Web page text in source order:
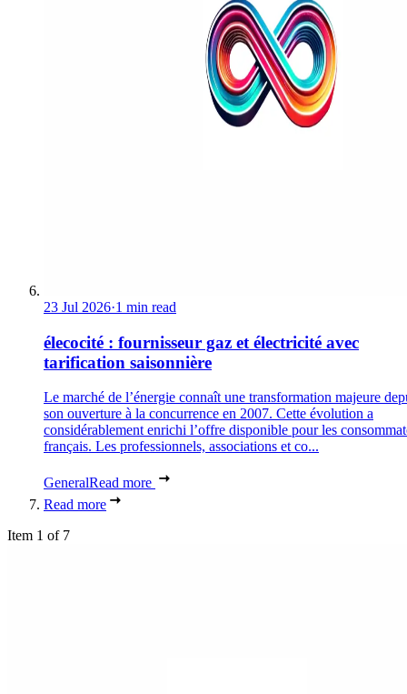
23 Jul 2026·1 min read
élecocité : fournisseur gaz et électricité avec
tarification saisonnière
Le marché de l’énergie connaît une transformation majeure
son ouverture à la concurrence en 2007. Cette évolution a
considérablement enrichi l’offre disponible pour les
français. Les professionnels, associations et co...
GeneralRead more
Read more
Item 1 of 7